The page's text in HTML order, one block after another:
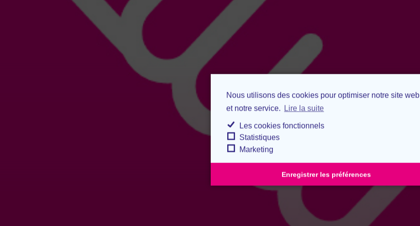
Nous utilisons des cookies pour optimiser notre site web
et notre service. Lire la suite
Les cookies fonctionnels
Statistiques
Marketing
Enregistrer les préférences